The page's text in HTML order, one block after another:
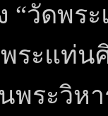
“วัดพร
ระแท่น
พระวิห